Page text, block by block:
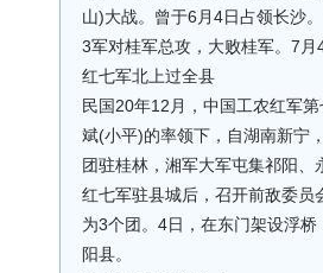
山)大战。曾于6月4日占领长沙
3军对桂军总攻，大败桂军。7月
红七军北上过全县
民国20年12月，中国工农红军
斌(小平)的率领下，自湖南新宁
团驻桂林，湘军大军屯集祁阳、
红七军驻县城后，召开前敌委
为3个团。4日，在东门架设浮
阳县。